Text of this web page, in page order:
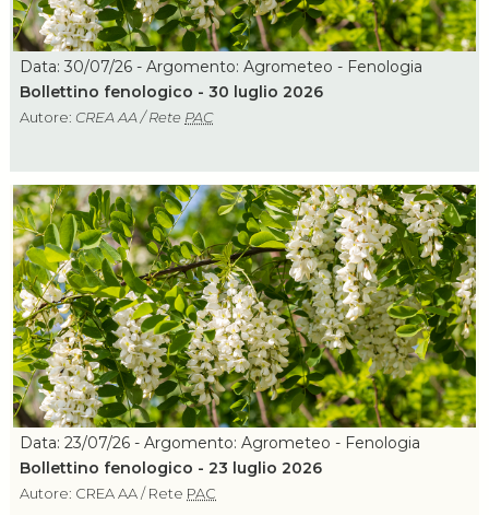
Data: 30/07/26 - Argomento: Agrometeo - Fenologia
Bollettino fenologico - 30 luglio 2026
Autore: CREA AA / Rete PAC
Data: 23/07/26 - Argomento: Agrometeo - Fenologia
Bollettino fenologico - 23 luglio 2026
Autore: CREA AA / Rete PAC